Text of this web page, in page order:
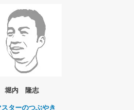
堀内 隆志
スターのつぶやき